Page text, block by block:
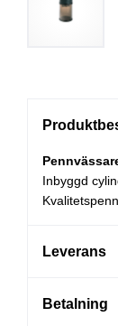
Inbyggd
Leverans
Betalning